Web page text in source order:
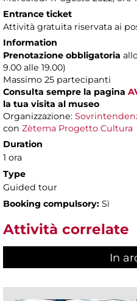
Entrance ticket
Attività gratuita riservata ai
Information
Prenotazione obbligatoria
9.00 alle 19.00)
Massimo 25 partecipanti
Consulta sempre la pagina
la tua visita al museo
Organizzazione:
con Zètema Progetto Cultura
Duration
1 ora
Type
Guided tour
Booking compulsory: Sì
Attività correlate
In